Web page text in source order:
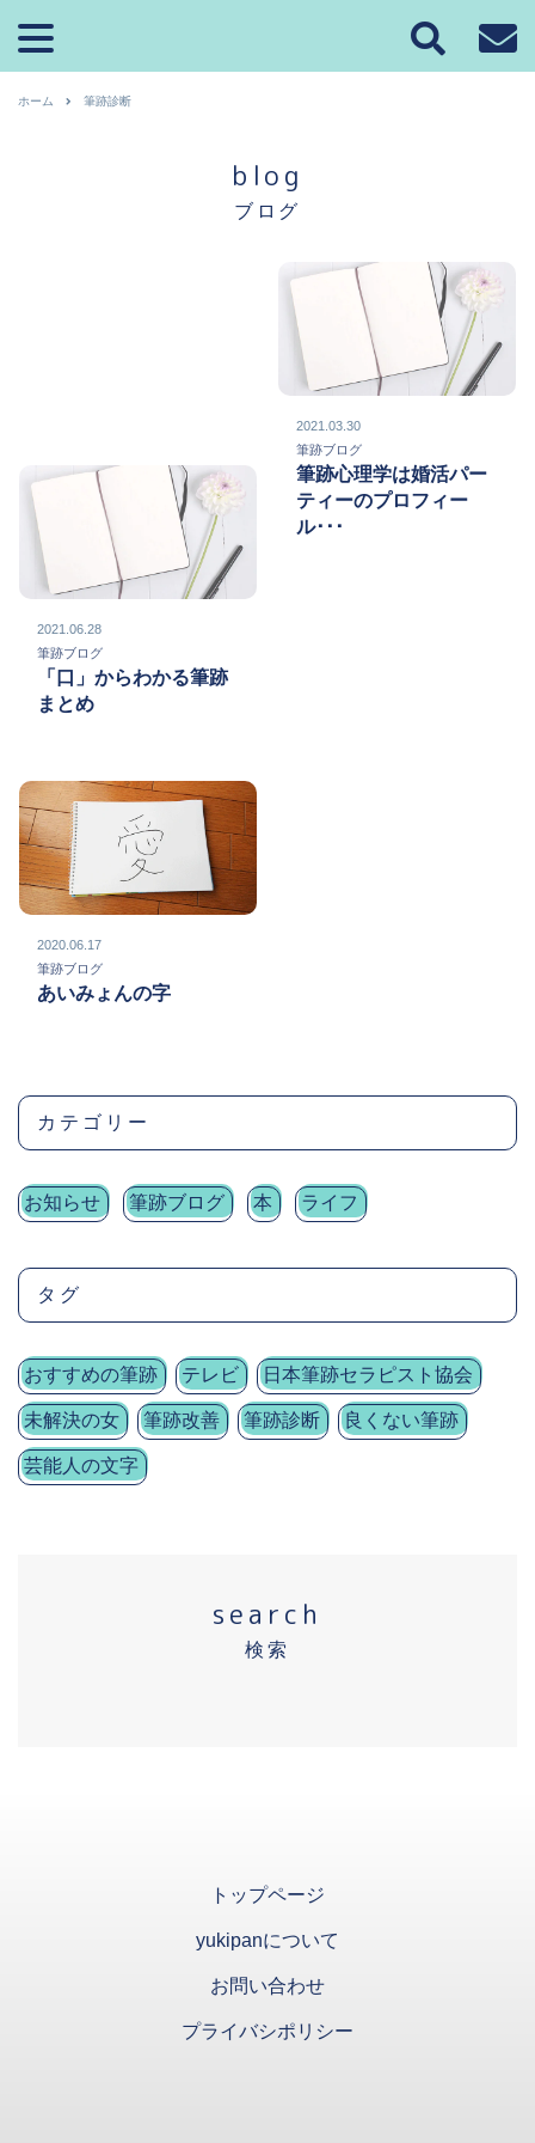
ホーム 筆跡診断
blog
ブログ
2021.06.28
筆跡ブログ
「口」からわかる筆跡
まとめ
2021.03.30
筆跡ブログ
筆跡心理学は婚活パー
ティーのプロフィー
ル･･･
2020.06.17
筆跡ブログ
あいみょんの字
カテゴリー
お知らせ 筆跡ブログ 本 ライフ
タグ
おすすめの筆跡 テレビ 日本筆跡セラピスト協会
未解決の女 筆跡改善 筆跡診断 良くない筆跡
芸能人の文字
search
検索
トップページ
yukipanについて
お問い合わせ
プライバシポリシー